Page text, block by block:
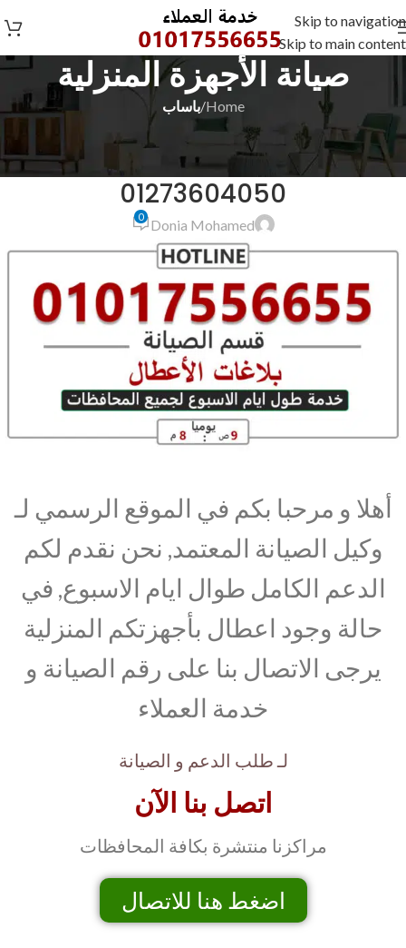
Skip to navigation
Skip to main content
صيانة الأجهزة المنزلية
Home
/باساب
باساب
رقم صيانة باساب بدمياط
01273604050
Donia Mohamed
0
أهلا و مرحبا بكم في الموقع الرسمي لـ
وكيل الصيانة المعتمد, نحن نقدم لكم
الدعم الكامل طوال ايام الاسبوع, في
حالة وجود اعطال بأجهزتكم المنزلية
يرجى الاتصال بنا على رقم الصيانة و
خدمة العملاء
لـ طلب الدعم و الصيانة
اتصل بنا الآن
مراكزنا منتشرة بكافة المحافظات
اضغط هنا للاتصال